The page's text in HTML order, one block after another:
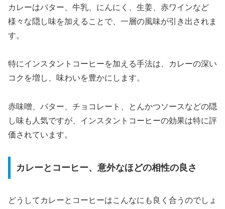
カレーはバター、牛乳、にんにく、生姜、赤ワインなど
様々な隠し味を加えることで、一層の風味が引き出されま
す。
特にインスタントコーヒーを加える手法は、カレーの深い
コクを増し、味わいを豊かにします。
赤味噌、バター、チョコレート、とんかつソースなどの隠
し味も人気ですが、インスタントコーヒーの効果は特に評
価されています。
カレーとコーヒー、意外なほどの相性の良さ
どうしてカレーとコーヒーはこんなにも良く合うのでしょ